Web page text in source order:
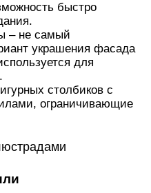
быстро
– не самый
украшения фасада
для
столбиков с
ограничивающие